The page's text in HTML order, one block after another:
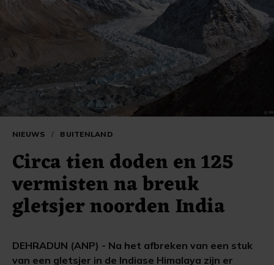
NIEUWS / BUITENLAND
Circa tien doden en 125
vermisten na breuk
gletsjer noorden India
DEHRADUN (ANP) - Na het afbreken van een stuk
van een gletsjer in de Indiase Himalaya zijn er